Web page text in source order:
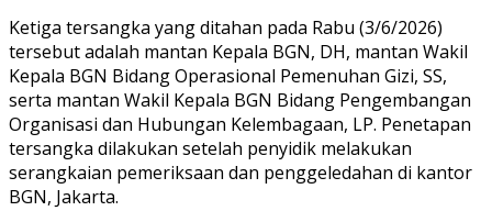
Ketiga tersangka yang ditahan pada Rabu (3/6/2026)
tersebut adalah mantan Kepala BGN, DH, mantan Wakil
Kepala BGN Bidang Operasional Pemenuhan Gizi, SS,
serta mantan Wakil Kepala BGN Bidang Pengembangan
Organisasi dan Hubungan Kelembagaan, LP. Penetapan
tersangka dilakukan setelah penyidik melakukan
serangkaian pemeriksaan dan penggeledahan di kantor
BGN, Jakarta.